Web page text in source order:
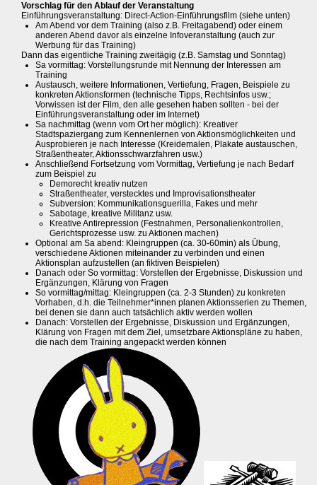
Vorschlag für den Ablauf der Veranstaltung
Einführungsveranstaltung: Direct-Action-Einführungsfilm (siehe unten)
Am Abend vor dem Training (also z.B. Freitagabend) oder einem
anderen Abend davor als einzelne Infoveranstaltung (auch zur
Werbung für das Training)
Dann das eigentliche Training zweitägig (z.B. Samstag und Sonntag)
Sa vormittag: Vorstellungsrunde mit Nennung der Interessen am
Training
Austausch, weitere Informationen, Vertiefung, Fragen, Beispiele zu
konkreten Aktionsformen (technische Tipps, Rechtsinfos usw.;
Vorwissen ist der Film, den alle gesehen haben sollten - bei der
Einführungsveranstaltung oder im Internet)
Sa nachmittag (wenn vom Ort her möglich): Kreativer
Stadtspaziergang zum Kennenlernen von Aktionsmöglichkeiten und
Ausprobieren je nach Interesse (Kreidemalen, Plakate austauschen,
Straßentheater, Aktionsschwarzfahren usw.)
Anschließend Fortsetzung vom Vormittag, Vertiefung je nach Bedarf
zum Beispiel zu
Demorecht kreativ nutzen
Straßentheater, verstecktes und Improvisationstheater
Subversion: Kommunikationsguerilla, Fakes und mehr
Sabotage, kreative Militanz usw.
Kreative Antirepression (Festnahmen, Personalienkontrollen,
Gerichtsprozesse usw. zu Aktionen machen)
Optional am Sa abend: Kleingruppen (ca. 30-60min) als Übung,
verschiedene Aktionen miteinander zu verbinden und einen
Aktionsplan aufzustellen (an fiktiven Beispielen)
Danach oder So vormittag: Vorstellen der Ergebnisse, Diskussion und
Ergänzungen, Klärung von Fragen
So vormittag/mittag: Kleingruppen (ca. 2-3 Stunden) zu konkreten
Vorhaben, d.h. die Teilnehmer*innen planen Aktionsserien zu Themen,
bei denen sie dann auch tatsächlich aktiv werden wollen
Danach: Vorstellen der Ergebnisse, Diskussion und Ergänzungen,
Klärung von Fragen mit dem Ziel, umsetzbare Aktionspläne zu haben,
die nach dem Training angepackt werden können